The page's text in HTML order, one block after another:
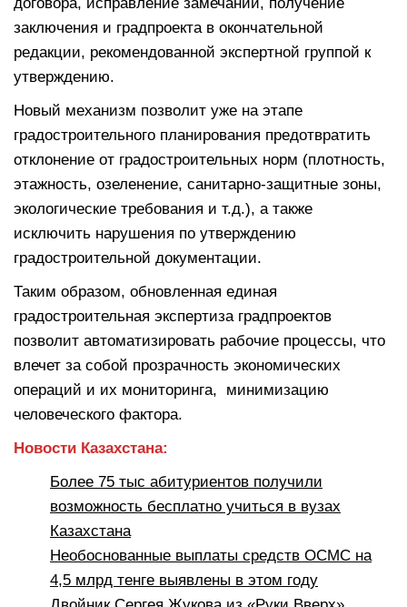
заключения и градпроекта в окончательной
редакции, рекомендованной экспертной группой к
утверждению.
Новый механизм позволит уже на этапе
градостроительного планирования предотвратить
отклонение от градостроительных норм (плотность,
этажность, озеленение, санитарно-защитные зоны,
экологические требования и т.д.), а также
исключить нарушения по утверждению
градостроительной документации.
Таким образом, обновленная единая
градостроительная экспертиза градпроектов
позволит автоматизировать рабочие процессы, что
влечет за собой прозрачность экономических
операций и их мониторинга, минимизацию
человеческого фактора.
Новости Казахстана:
Более 75 тыс абитуриентов получили
возможность бесплатно учиться в вузах
Казахстана
Необоснованные выплаты средств ОСМС на
4,5 млрд тенге выявлены в этом году